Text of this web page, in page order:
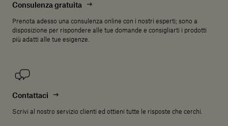
Consulenza gratuita
Prenota adesso una consulenza online con i nostri esperti; sono a
disposizione per rispondere alle tue domande e consigliarti i prodotti
più adatti alle tue esigenze.
Contattaci
Scrivi al nostro servizio clienti ed ottieni tutte le risposte che cerchi.